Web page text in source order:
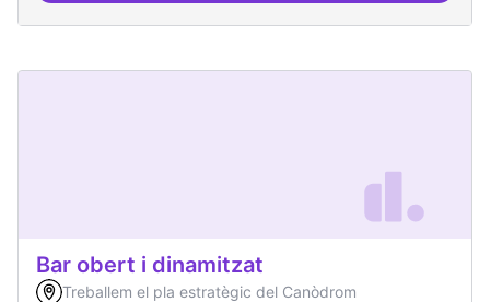
Bar obert i dinamitzat
Treballem el pla estratègic del Canòdrom